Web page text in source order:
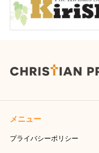
メニュー
プライバシーポリシー